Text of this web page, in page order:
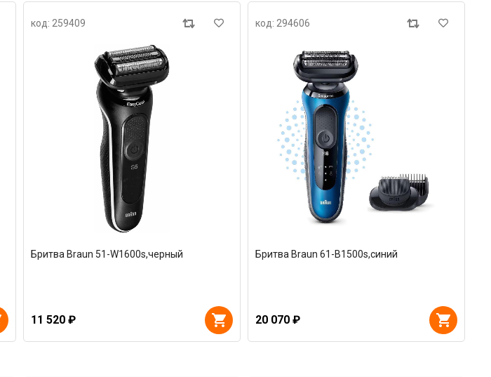
код: 259409
Бритва Braun 51-W1600s,черный
11 520 ₽
код: 294606
Бритва Braun 61-B1500s,синий
20 070 ₽